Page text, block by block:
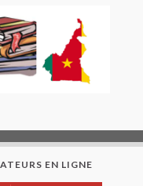
EN LIGNE